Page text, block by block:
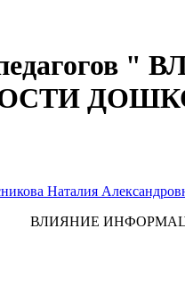
Наталия
ВЛИЯНИЕ